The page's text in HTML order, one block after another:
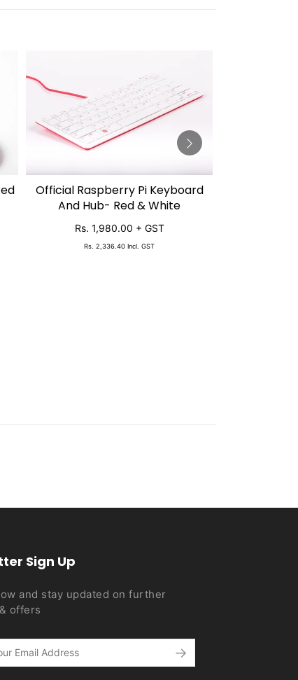
ADD TO CART
Official Raspberry Pi Keyboard
And Hub- Red & White
Rs. 1,980.00 + GST
Rs. 2,336.40 Incl. GST
Sign Up
and stay updated on further
offers